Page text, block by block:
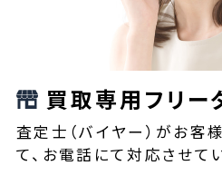
買取専用フリー
査定士（バイヤー）がお客
て、お電話にて対応させて